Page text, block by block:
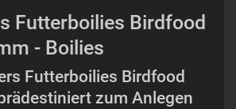
Futterboilies Birdfood
- Boilies
Futterboilies Birdfood
zum Anlegen